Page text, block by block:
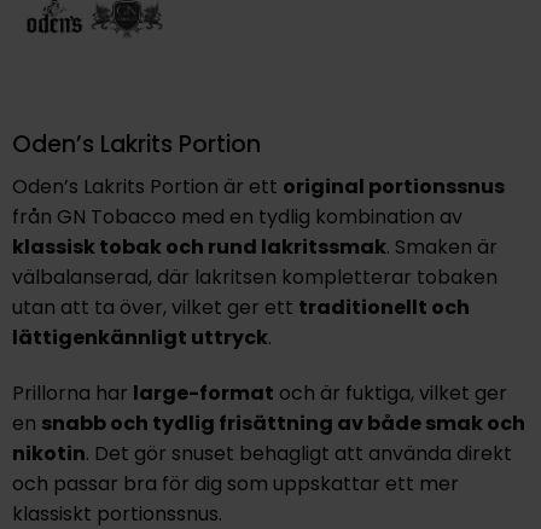
Oden’s Lakrits Portion
Oden’s Lakrits Portion är ett original portionssnus
från GN Tobacco med en tydlig kombination av
klassisk tobak och rund lakritssmak. Smaken är
välbalanserad, där lakritsen kompletterar tobaken
utan att ta över, vilket ger ett traditionellt och
lättigenkännligt uttryck.
Prillorna har large-format och är fuktiga, vilket ger
en snabb och tydlig frisättning av både smak och
nikotin. Det gör snuset behagligt att använda direkt
och passar bra för dig som uppskattar ett mer
klassiskt portionssnus.